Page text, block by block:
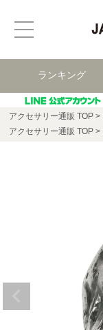
ランキング
アクセサリー通販 TOP
アクセサリー通販 TOP